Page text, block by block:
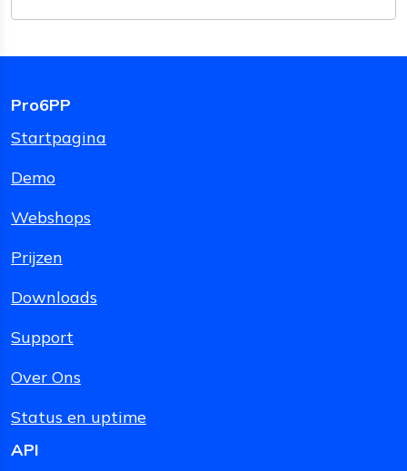
Pro6PP
Startpagina
Demo
Webshops
Prijzen
Downloads
Support
Over Ons
Status en uptime
API